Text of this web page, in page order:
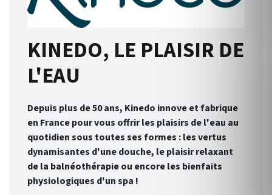
KINEDO, LE PLAISIR DE
L'EAU
Depuis plus de 50 ans, Kinedo innove et fabrique
en France pour vous offrir les plaisirs de l'eau au
quotidien sous toutes ses formes : les vertus
dynamisantes d'une douche, le plaisir relaxant
de la balnéothérapie ou encore les bienfaits
physiologiques d'un spa !